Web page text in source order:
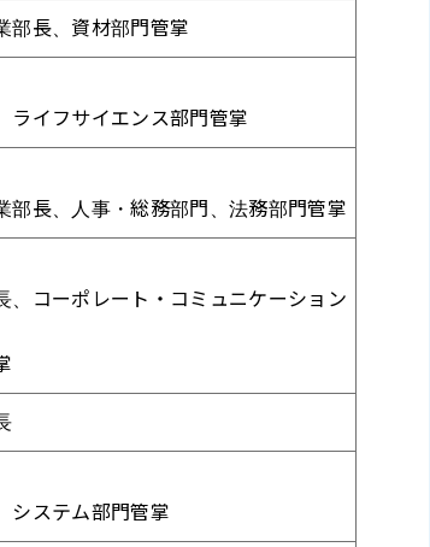
部長、資材部門管掌
ライフサイエンス部門管掌
部長、人事・総務部門、法務部門管掌
、コーポレート・コミュニケーション
システム部門管掌